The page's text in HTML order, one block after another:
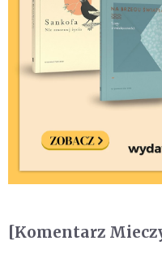
[Komentarz